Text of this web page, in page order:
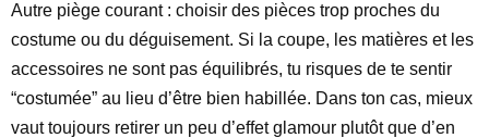
Autre piège courant : choisir des pièces trop proches du
costume ou du déguisement. Si la coupe, les matières et les
accessoires ne sont pas équilibrés, tu risques de te sentir
“costumée” au lieu d’être bien habillée. Dans ton cas, mieux
vaut toujours retirer un peu d’effet glamour plutôt que d’en